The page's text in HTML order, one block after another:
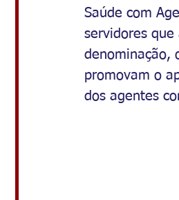
Saúde com
servidores que
denominação,
promovam o
dos agentes